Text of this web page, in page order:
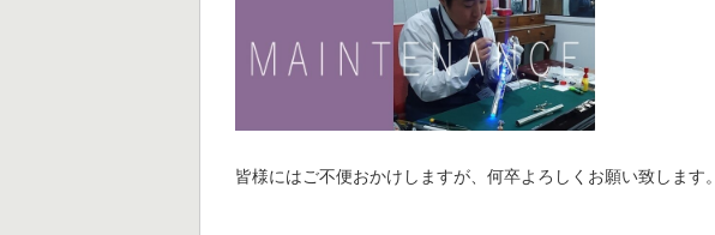
皆様にはご不便おかけしますが、何卒よろしくお願い致します。